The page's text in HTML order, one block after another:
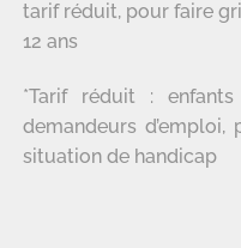
tarif réduit, pour faire
12 ans
*Tarif réduit :
demandeurs
situation de handicap